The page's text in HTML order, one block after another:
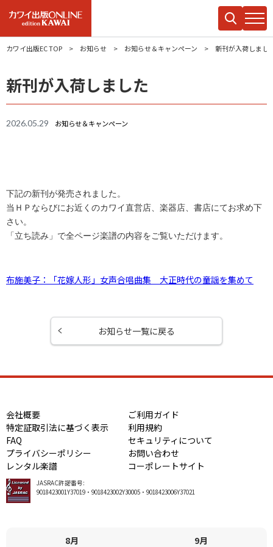
カワイ出版EC TOP お知らせ お知らせ＆キャンペーン 新刊が入荷しまし
新刊が入荷しました
2026.05.29 お知らせ＆キャンペーン
下記の新刊が発売されました。
当ＨＰならびにお近くのカワイ直営店、楽器店、書店にてお求め下
さい。
「立ち読み」で全ページ楽譜の内容をご覧いただけます。
布施美子：「花嫁人形」女声合唱曲集 大正時代の童謡を集めて
お知らせ一覧に戻る
会社概要
ご利用ガイド
特定証取引法に基づく表示
利用規約
FAQ
セキュリティについて
プライバシーポリシー
お問い合わせ
レンタル楽譜
コーポレートサイト
JASRAC許諾番号:
9018423001Y37019・9018423002Y30005・9018423006Y37021
8月 9月